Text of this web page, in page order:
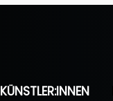
KÜNSTLER:INNEN